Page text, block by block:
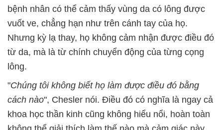
bệnh nhân có thể cảm thấy vùng da có lông được
vuốt ve, chẳng hạn như trên cánh tay của họ.
Nhưng kỳ lạ thay, họ không cảm nhận được điều đó
từ da, mà là từ chính chuyển động của từng cọng
lông.
"Chúng tôi không biết họ làm được điều đó bằng
cách nào", Chesler nói. Điều đó có nghĩa là ngay cả
khoa học thần kinh cũng không hiểu nổi, hoàn toàn